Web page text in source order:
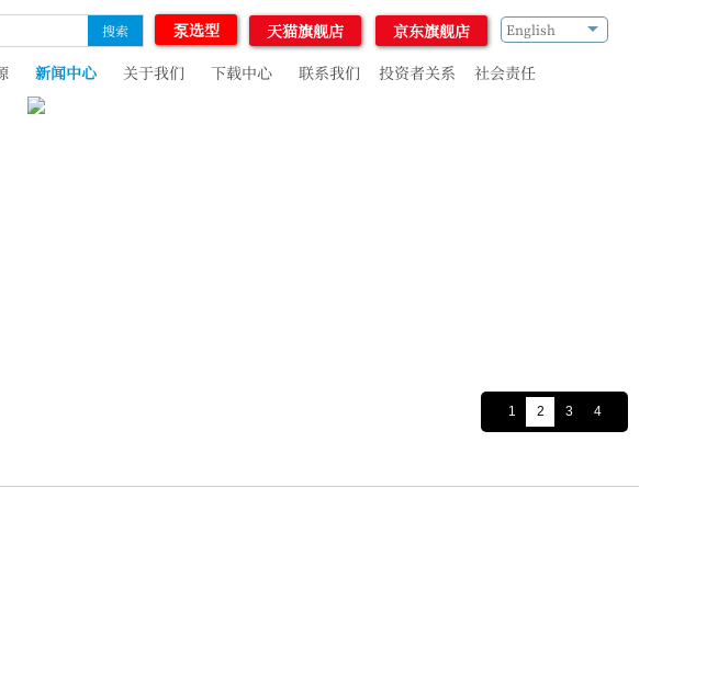
搜索 English
新闻中心 关于我们 下载中心 联系我们 投资者关系 社会责任
京东旗舰店
泵选型 天猫旗舰店